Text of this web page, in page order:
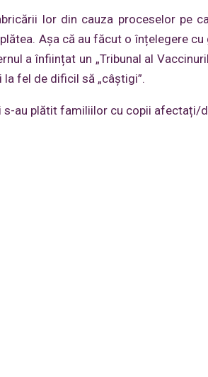
lor din cauza proceselor pe
Așa că au făcut o înțelegere cu
a înființat un „Tribunal al
fel de dificil să „câștigi”.
s-au plătit familiilor cu copii afectați/